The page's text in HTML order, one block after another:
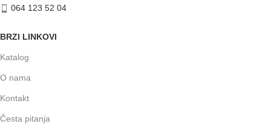
064 123 52 04
BRZI LINKOVI
Katalog
O nama
Kontakt
Česta pitanja